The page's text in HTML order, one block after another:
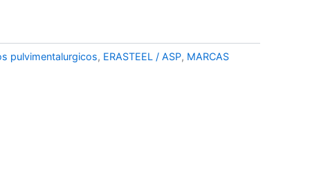
pulvimentalurgicos, ERASTEEL / ASP, MARCAS